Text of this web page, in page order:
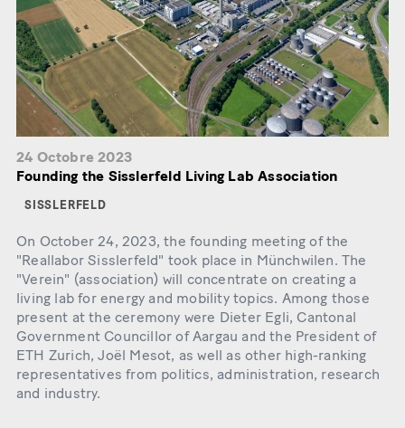
24 Octobre 2023
Founding the Sisslerfeld Living Lab Association
SISSLERFELD
On October 24, 2023, the founding meeting of the
"Reallabor Sisslerfeld" took place in Münchwilen. The
"Verein" (association) will concentrate on creating a
living lab for energy and mobility topics. Among those
present at the ceremony were Dieter Egli, Cantonal
Government Councillor of Aargau and the President of
ETH Zurich, Joël Mesot, as well as other high-ranking
representatives from politics, administration, research
and industry.